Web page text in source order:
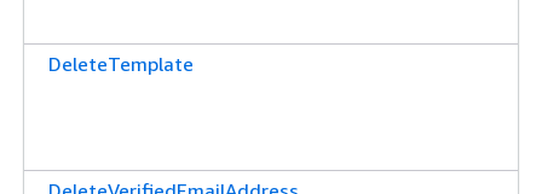
DeleteTemplate